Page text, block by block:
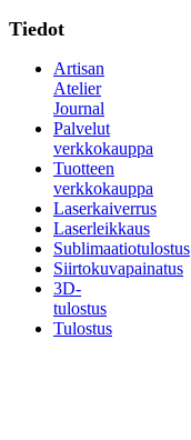
Tiedot
Artisan
Atelier
Journal
Palvelut
verkkokauppa
Tuotteen
verkkokauppa
Laserkaiverrus
Laserleikkaus
Sublimaatiotulostus
Siirtokuvapainatus
3D-
tulostus
Tulostus